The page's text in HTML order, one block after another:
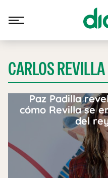
CARLOS REVILLA
Paz Padilla
cómo Revilla se
del